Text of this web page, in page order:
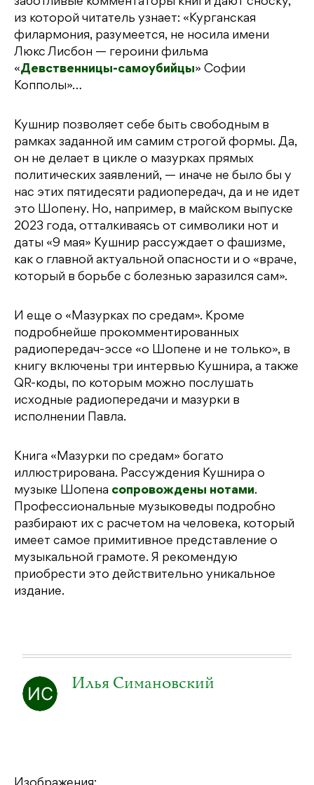
из которой читатель узнает: «Курганская
филармония, разумеется, не носила имени
Люкс Лисбон — героини фильма
«Девственницы-самоубийцы» Софии
Копполы»…
Кушнир позволяет себе быть свободным в
рамках заданной им самим строгой формы. Да,
он не делает в цикле о мазурках прямых
политических заявлений, — иначе не было бы у
нас этих пятидесяти радиопередач, да и не идет
это Шопену. Но, например, в майском выпуске
2023 года, отталкиваясь от символики нот и
даты «9 мая» Кушнир рассуждает о фашизме,
как о главной актуальной опасности и о «враче,
который в борьбе с болезнью заразился сам».
И еще о «Мазурках по средам». Кроме
подробнейше прокомментированных
радиопередач-эссе «о Шопене и не только», в
книгу включены три интервью Кушнира, а также
QR-коды, по которым можно послушать
исходные радиопередачи и мазурки в
исполнении Павла.
Книга «Мазурки по средам» богато
иллюстрирована. Рассуждения Кушнира о
музыке Шопена сопровождены нотами.
Профессиональные музыковеды подробно
разбирают их с расчетом на человека, который
имеет самое примитивное представление о
музыкальной грамоте. Я рекомендую
приобрести это действительно уникальное
издание.
Илья Симановский